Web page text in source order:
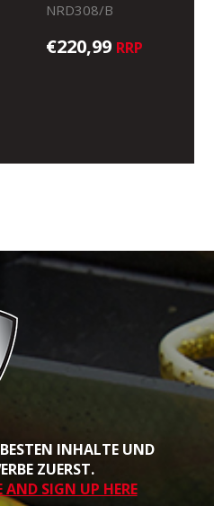
NRD308/B
€220,99 RRP
BESTEN INHALTE UND
ZUERST.
AND SIGN UP HERE